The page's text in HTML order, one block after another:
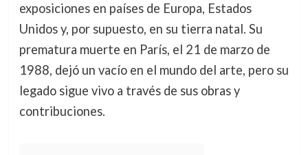
exposiciones en países de Europa, Estados
Unidos y, por supuesto, en su tierra natal. Su
prematura muerte en París, el 21 de marzo de
1988, dejó un vacío en el mundo del arte, pero su
legado sigue vivo a través de sus obras y
contribuciones.